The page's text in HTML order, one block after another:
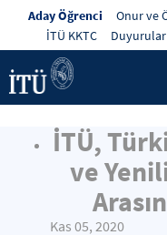
Aday Öğrenci Onur ve
İTÜ KKTC
Duyurular
İTÜ,
ve
Kas 05, 2020